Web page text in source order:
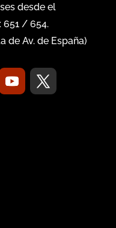
desde el
651/ 654.
de Av. de España)